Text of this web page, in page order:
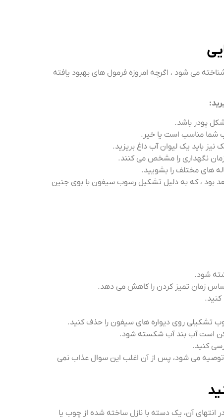
می شود ، اگرچه امروزه فرمول های بهبود یافته
پودر باشد.
شما مناسب است یا خیر.
باید یک لیوان آب داغ بریزید.
زمان نگهداری را مشخص می کنند.
های مختلف را بشویید.
بود ، که به دلیل تشکیل رسوب سیفون با بوی جنین
شود.
زمان تمیز کردن را کاهش می دهد.
کنید.
تشکیلی روی دیواره های سیفون را حذف کنید.
است آب بند آب شکسته شود.
کنید.
بسیار مفید و به عنوان یک اقدام پیشگیرانه است. با یک هدف مشابه، تمیز کردن یک بار در 2 یا 3 ماه توصیه می شود، پس از آن اغلب این سوال عذاب نمی
آن، یک دسته با نازل ساخته شده از چوب یا